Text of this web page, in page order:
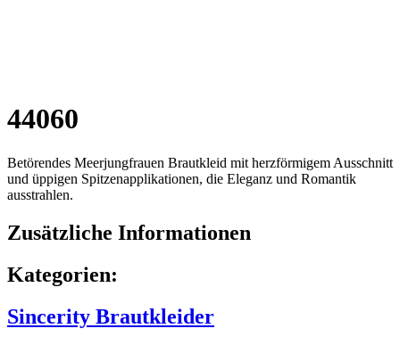
44060
Betörendes Meerjungfrauen Brautkleid mit herzförmigem Ausschnitt
und üppigen Spitzenapplikationen, die Eleganz und Romantik
ausstrahlen.
Zusätzliche Informationen
Kategorien:
Sincerity Brautkleider